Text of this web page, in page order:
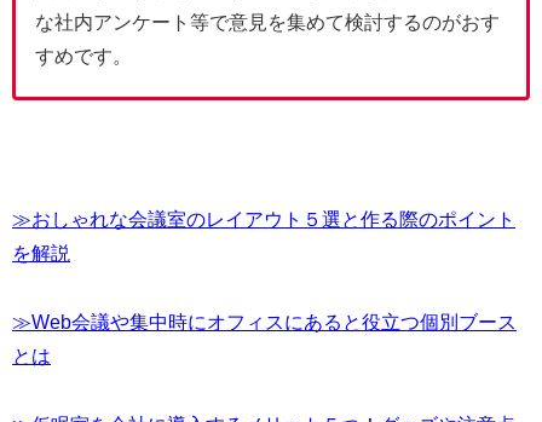
な社内アンケート等で意見を集めて検討するのがおす
すめです。
≫おしゃれな会議室のレイアウト５選と作る際のポイント
を解説
≫Web会議や集中時にオフィスにあると役立つ個別ブース
とは